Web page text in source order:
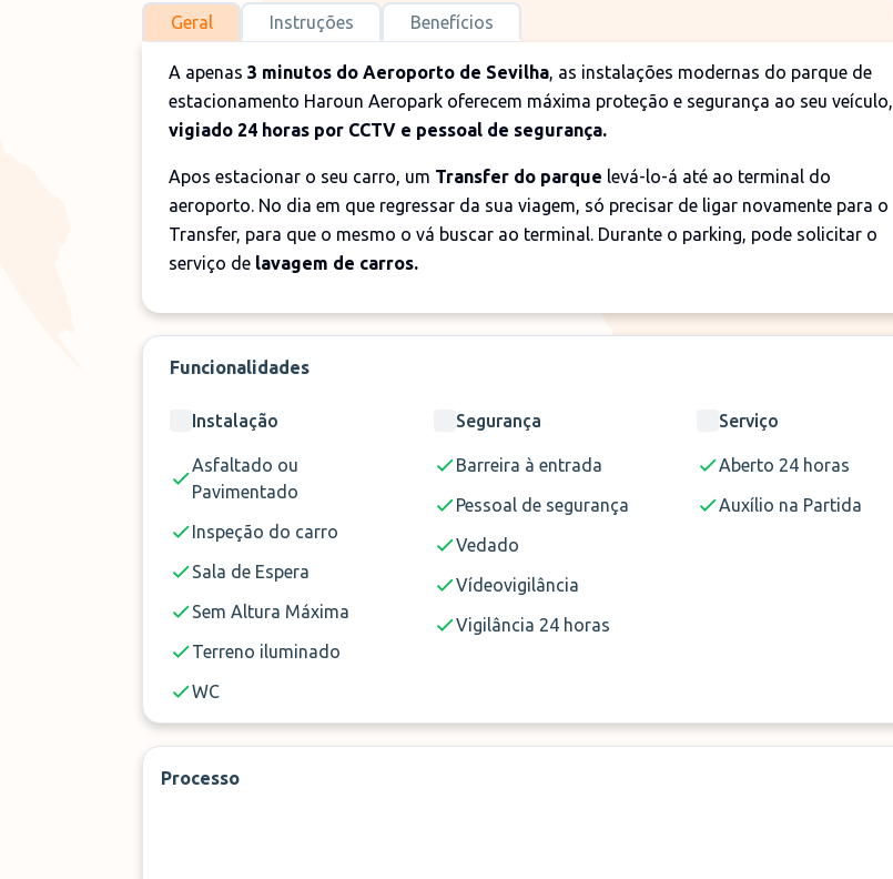
Geral Instruções Benefícios
A apenas 3 minutos do Aeroporto de Sevilha, as instalações modernas do parque de
estacionamento Haroun Aeropark oferecem máxima proteção e segurança ao seu veículo,
vigiado 24 horas por CCTV e pessoal de segurança.
Apos estacionar o seu carro, um Transfer do parque levá-lo-á até ao terminal do
aeroporto. No dia em que regressar da sua viagem, só precisar de ligar novamente para o
Transfer, para que o mesmo o vá buscar ao terminal. Durante o parking, pode solicitar o
serviço de lavagem de carros.
Funcionalidades
Instalação
Asfaltado ou
Pavimentado
Inspeção do carro
Sala de Espera
Sem Altura Máxima
Terreno iluminado
WC
Segurança
Barreira à entrada
Pessoal de segurança
Vedado
Vídeovigilância
Vigilância 24 horas
Serviço
Aberto 24 horas
Auxílio na Partida
Processo